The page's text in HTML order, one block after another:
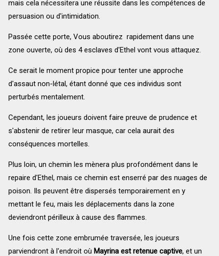
mais cela nécessitera une réussite dans les compétences de
persuasion ou d'intimidation.
Passée cette porte, Vous aboutirez rapidement dans une
zone ouverte, où des 4 esclaves d'Ethel vont vous attaquez.
Ce serait le moment propice pour tenter une approche
d'assaut non-létal, étant donné que ces individus sont
perturbés mentalement.
Cependant, les joueurs doivent faire preuve de prudence et
s'abstenir de retirer leur masque, car cela aurait des
conséquences mortelles.
Plus loin, un chemin les mènera plus profondément dans le
repaire d'Ethel, mais ce chemin est enserré par des nuages de
poison. Ils peuvent être dispersés temporairement en y
mettant le feu, mais les déplacements dans la zone
deviendront périlleux à cause des flammes.
Une fois cette zone embrumée traversée, les joueurs
parviendront à l'endroit où Mayrina est retenue captive, et un